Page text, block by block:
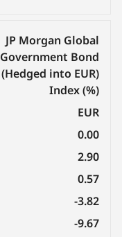
JP Morgan Global
Government Bond
(Hedged into EUR)
Index(%)
EUR
0.00
2.90
0.57
-3.82
-9.67